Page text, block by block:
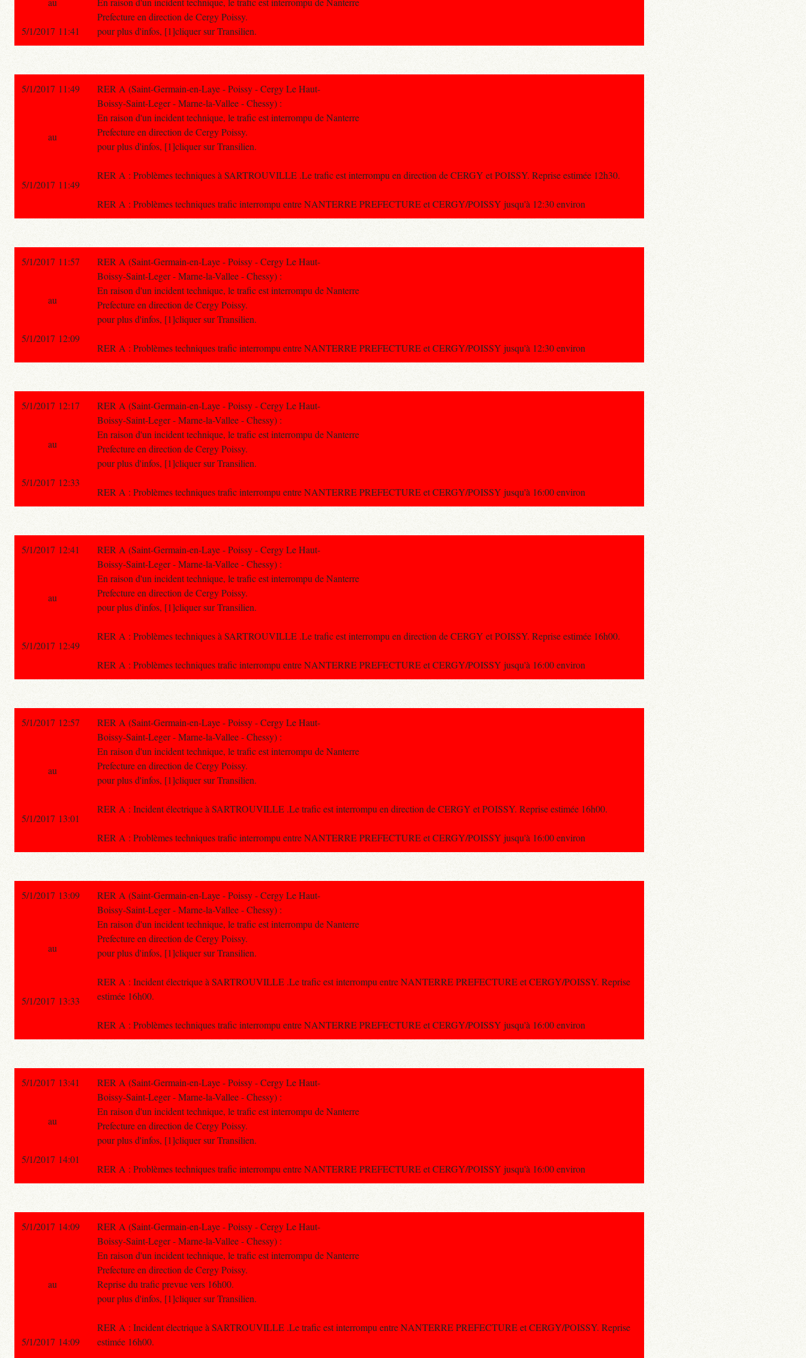
Prefecture en direction de Cergy Poissy.
pour plus d'infos, [1]cliquer sur Transilien.
5/1/2017 11:41
5/1/2017 11:49
RER A (Saint-Germain-en-Laye - Poissy - Cergy Le Haut-
Boissy-Saint-Leger - Marne-la-Vallee - Chessy) :
En raison d'un incident technique, le trafic est interrompu de Nanterre
Prefecture en direction de Cergy Poissy.
pour plus d'infos, [1]cliquer sur Transilien.
RER A : Problèmes techniques à SARTROUVILLE .Le trafic est interrompu en direction de CERGY et POISSY. Reprise estimée 12h30.
RER A : Problèmes techniques trafic interrompu entre NANTERRE PREFECTURE et CERGY/POISSY jusqu'à 12:30 environ
au
5/1/2017 11:49
5/1/2017 11:57
RER A (Saint-Germain-en-Laye - Poissy - Cergy Le Haut-
Boissy-Saint-Leger - Marne-la-Vallee - Chessy) :
En raison d'un incident technique, le trafic est interrompu de Nanterre
Prefecture en direction de Cergy Poissy.
pour plus d'infos, [1]cliquer sur Transilien.
RER A : Problèmes techniques trafic interrompu entre NANTERRE PREFECTURE et CERGY/POISSY jusqu'à 12:30 environ
au
5/1/2017 12:09
5/1/2017 12:17
RER A (Saint-Germain-en-Laye - Poissy - Cergy Le Haut-
Boissy-Saint-Leger - Marne-la-Vallee - Chessy) :
En raison d'un incident technique, le trafic est interrompu de Nanterre
Prefecture en direction de Cergy Poissy.
pour plus d'infos, [1]cliquer sur Transilien.
RER A : Problèmes techniques trafic interrompu entre NANTERRE PREFECTURE et CERGY/POISSY jusqu'à 16:00 environ
au
5/1/2017 12:33
5/1/2017 12:41
RER A (Saint-Germain-en-Laye - Poissy - Cergy Le Haut-
Boissy-Saint-Leger - Marne-la-Vallee - Chessy) :
En raison d'un incident technique, le trafic est interrompu de Nanterre
Prefecture en direction de Cergy Poissy.
pour plus d'infos, [1]cliquer sur Transilien.
RER A : Problèmes techniques à SARTROUVILLE .Le trafic est interrompu en direction de CERGY et POISSY. Reprise estimée 16h00.
RER A : Problèmes techniques trafic interrompu entre NANTERRE PREFECTURE et CERGY/POISSY jusqu'à 16:00 environ
au
5/1/2017 12:49
5/1/2017 12:57
RER A (Saint-Germain-en-Laye - Poissy - Cergy Le Haut-
Boissy-Saint-Leger - Marne-la-Vallee - Chessy) :
En raison d'un incident technique, le trafic est interrompu de Nanterre
Prefecture en direction de Cergy Poissy.
pour plus d'infos, [1]cliquer sur Transilien.
RER A : Incident électrique à SARTROUVILLE .Le trafic est interrompu en direction de CERGY et POISSY. Reprise estimée 16h00.
RER A : Problèmes techniques trafic interrompu entre NANTERRE PREFECTURE et CERGY/POISSY jusqu'à 16:00 environ
au
5/1/2017 13:01
5/1/2017 13:09
RER A (Saint-Germain-en-Laye - Poissy - Cergy Le Haut-
Boissy-Saint-Leger - Marne-la-Vallee - Chessy) :
En raison d'un incident technique, le trafic est interrompu de Nanterre
Prefecture en direction de Cergy Poissy.
pour plus d'infos, [1]cliquer sur Transilien.
RER A : Incident électrique à SARTROUVILLE .Le trafic est interrompu entre NANTERRE PREFECTURE et CERGY/POISSY. Reprise
estimée 16h00.
RER A : Problèmes techniques trafic interrompu entre NANTERRE PREFECTURE et CERGY/POISSY jusqu'à 16:00 environ
au
5/1/2017 13:33
5/1/2017 13:41
RER A (Saint-Germain-en-Laye - Poissy - Cergy Le Haut-
Boissy-Saint-Leger - Marne-la-Vallee - Chessy) :
En raison d'un incident technique, le trafic est interrompu de Nanterre
Prefecture en direction de Cergy Poissy.
pour plus d'infos, [1]cliquer sur Transilien.
RER A : Problèmes techniques trafic interrompu entre NANTERRE PREFECTURE et CERGY/POISSY jusqu'à 16:00 environ
au
5/1/2017 14:01
5/1/2017 14:09
RER A (Saint-Germain-en-Laye - Poissy - Cergy Le Haut-
Boissy-Saint-Leger - Marne-la-Vallee - Chessy) :
En raison d'un incident technique, le trafic est interrompu de Nanterre
Prefecture en direction de Cergy Poissy.
Reprise du trafic prevue vers 16h00.
pour plus d'infos, [1]cliquer sur Transilien.
RER A : Incident électrique à SARTROUVILLE .Le trafic est interrompu entre NANTERRE PREFECTURE et CERGY/POISSY. Reprise
estimée 16h00.
au
5/1/2017 14:09